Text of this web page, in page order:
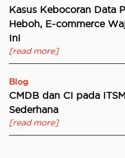
Kasus Kebocoran Data
Heboh, E-commerce
Ini
[read more]
Blog
CMDB dan CI pada
Sederhana
[read more]